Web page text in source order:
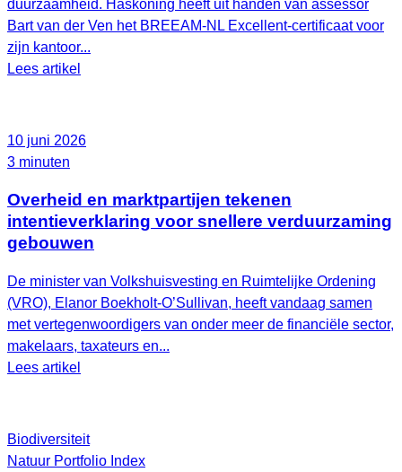
duurzaamheid. Haskoning heeft uit handen van assessor
Bart van der Ven het BREEAM‑NL Excellent‑certificaat voor
zijn kantoor...
Lees artikel
10 juni 2026
3 minuten
Overheid en marktpartijen tekenen
intentieverklaring voor snellere verduurzaming
gebouwen
De minister van Volkshuisvesting en Ruimtelijke Ordening
(VRO), Elanor Boekholt‑O’Sullivan, heeft vandaag samen
met vertegenwoordigers van onder meer de financiële sector,
makelaars, taxateurs en...
Lees artikel
Biodiversiteit
Natuur Portfolio Index